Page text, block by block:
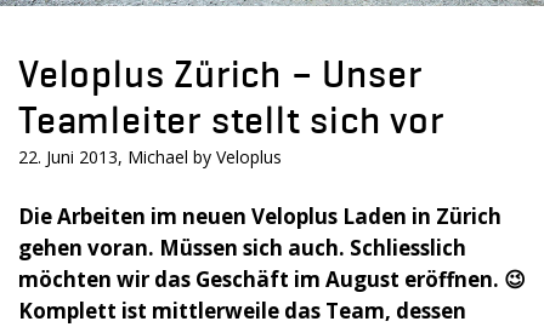
Veloplus Zürich – Unser
Teamleiter stellt sich vor
22. Juni 2013, Michael by Veloplus
Die Arbeiten im neuen Veloplus Laden in Zürich
gehen voran. Müssen sich auch. Schliesslich
möchten wir das Geschäft im August eröffnen. 😉
Komplett ist mittlerweile das Team, dessen